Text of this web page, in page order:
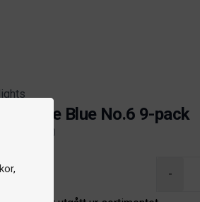
Altitude Blue No.6 9-pack
1022-100
information
-